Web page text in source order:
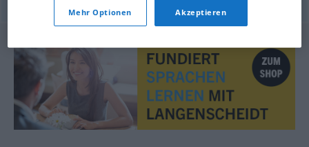
Mehr Optionen Akzeptieren